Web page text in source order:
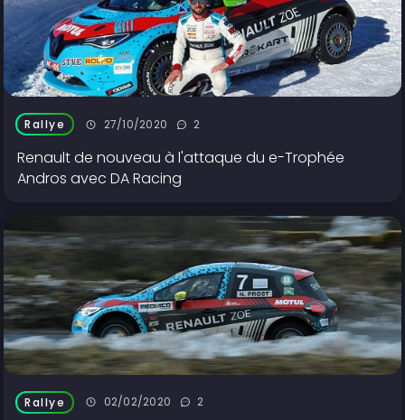
Rallye 27/10/2020 2
Renault de nouveau à l'attaque du e-Trophée
Andros avec DA Racing
Rallye 02/02/2020 2